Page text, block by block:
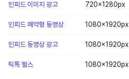
인피드 이미지 광고 720×1280px
인피드 예약형 동영상 1080×1920px
인피드 동영상 광고 1080×1920px
틱톡 펄스 1080×1920px